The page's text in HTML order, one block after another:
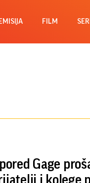
EMISIJA FILM
Gage
i kolege